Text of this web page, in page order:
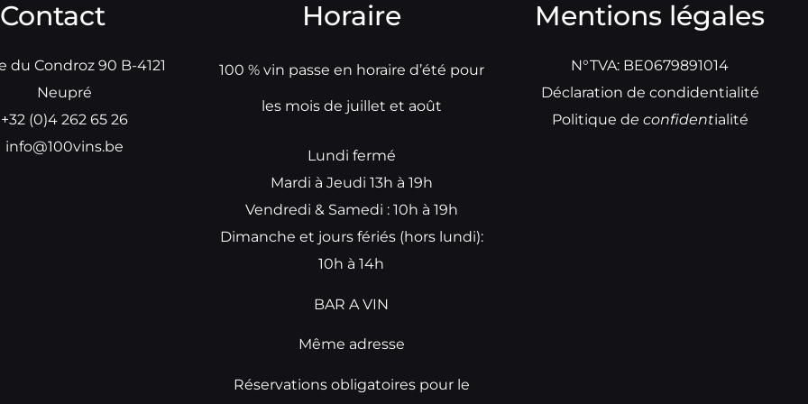
Contact
du Condroz 90 B-4121
Neupré
+32 (0)4 262 65 26
info@100vins.be
Horaire
100 % vin passe en horaire d’été pour
les mois de juillet et août
Lundi fermé
Mardi à Jeudi 13h à 19h
Vendredi & Samedi : 10h à 19h
Dimanche et jours fériés (hors lundi):
10h à 14h
BAR A VIN
Même adresse
Réservations obligatoires pour le
Mentions légales
N°TVA: BE0679891014
Déclaration de condidentialité
Politique de confidentialité